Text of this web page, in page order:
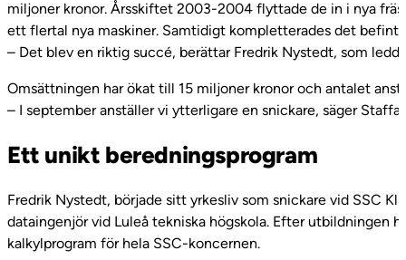
miljoner kronor. Årsskiftet 2003-2004 flyttade de in i nya
ett flertal nya maskiner. Samtidigt kompletterades det
– Det blev en riktig succé, berättar Fredrik Nystedt, som
Omsättningen har ökat till 15 miljoner kronor och antalet
– I september anställer vi ytterligare en snickare, säger
Ett unikt beredningsprogram
Fredrik Nystedt, började sitt yrkesliv som snickare vid SSC
dataingenjör vid Luleå tekniska högskola. Efter utbildningen
kalkylprogram för hela SSC-koncernen.